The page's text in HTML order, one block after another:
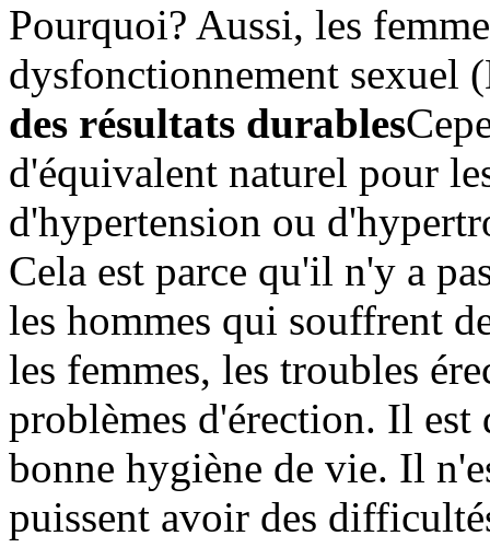
Pourquoi? Aussi, les
dysfonctionnement sexuel
des résultats durables
d'équivalent naturel pour
d'hypertension ou
Cela est parce qu'il n'y a
les hommes qui souffrent
les femmes, les troubles
problèmes d'érection. Il
bonne hygiène de vie. Il
puissent avoir des